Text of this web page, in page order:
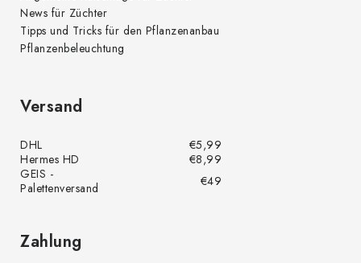
News für Züchter
Tipps und Tricks für den Pflanzenanbau
Pflanzenbeleuchtung
Versand
DHL
€5,99
Hermes HD
€8,99
GEIS -
Palettenversand
€49
Zahlung